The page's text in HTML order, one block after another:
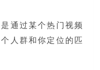
通过某个热门视频
人群和你定位的匹